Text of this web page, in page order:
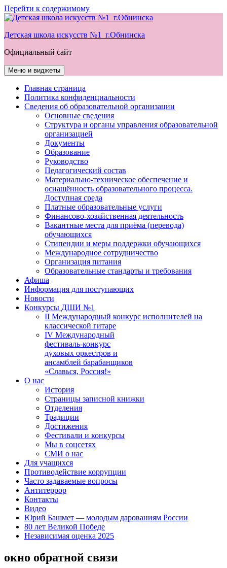
Перейти к содержимому
Детская школа искусств №1 г.Обнинска
Официальный сайт
Меню и виджеты
Главная страница
Политика конфиденциальности
Сведения об образовательной организации
Основные сведения
Структура и органы управления образовательной
организацией
Документы
Образование
Руководство
Педагогический состав
Материально-техническое обеспечение и
оснащённость образовательного процесса.
Доступная среда
Платные образовательные услуги
Финансово-хозяйственная деятельность
Вакантные места для приёма (перевода)
обучающихся
Стипендии и меры поддержки обучающихся
Международное сотрудничество
Организация питания
Образовательные стандарты и требования
Афиша
Информация для поступающих
Новости
Конкурсы ДШИ №1
II Международный конкурс исполнителей на
классической гитаре
IV Международный
фестиваль-конкурс
духовых оркестров и
ансамблей барабанщиков
«Славься, Россия!»
О нас
История
Страницы записной книжки
Отделения
Традиции
Достижения
Фестивали и конкурсы
Мы в соцсетях
СМИ о нас
Для учащихся
Противодействие коррупции
Часто задаваемые вопросы
Антитеррор
Контакты
Видео
Юрий Башмет — молодым дарованиям России
80 лет Великой Победе
Независимая оценка 2025
окно обратной связи